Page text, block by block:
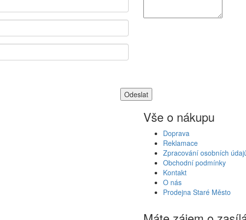
Vše o nákupu
Doprava
Reklamace
Zpracování osobních
Obchodní podmínky
Kontakt
O nás
Prodejna Staré Město